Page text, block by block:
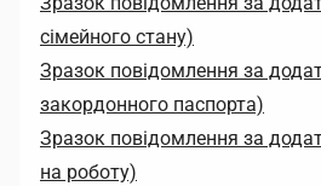
сімейного стану)
Зразок повідомлення за
закордонного паспорта)
Зразок повідомлення за
на роботу)